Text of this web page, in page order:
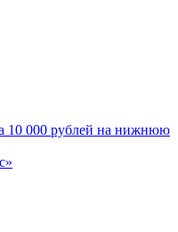
10 000 рублей на нижнюю